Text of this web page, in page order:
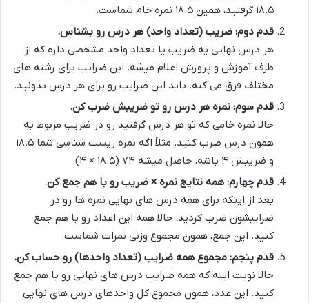
۱۸.۵ گرفتید، همین ۱۸.۵ نمره خام شماست.
قدم دوم: ضریب (تعداد واحد) هر درس رو بشناس.
هر درس نهایی یه ضریب یا تعداد واحد مشخصی داره که از
طرف آموزش و پرورش اعلام میشه. این ضرایب برای رشته های
مختلف فرق می کنه. باید این ضرایب رو برای هر درس بدونید.
قدم سوم: نمره هر درس رو تو ضریبش ضرب کن.
حالا نمره خامی که تو هر درس گرفتید رو در ضریب مربوط به
همون درس ضرب کنید. مثلاً اگه نمره زیست شناسی شما ۱۸.۵
و ضریبش ۴ باشه، حاصل میشه ۷۴ (۱۸.۵ × ۴).
قدم چهارم: همه نتایج نمره × ضریب رو با هم جمع کن.
بعد از اینکه برای همه درس های نهایی نمره ها رو در
ضرایبشون ضرب کردید، حالا همه این اعداد رو با هم جمع
کنید. این جمع، همون مجموع وزنی نمرات شماست.
قدم پنجم: مجموع همه ضرایب (تعداد واحدها) رو حساب کن.
حالا نوبت اینه که همه ضرایب درس های نهایی رو با هم جمع
کنید. این عدد، همون مجموع کل واحدهای درس های نهایی